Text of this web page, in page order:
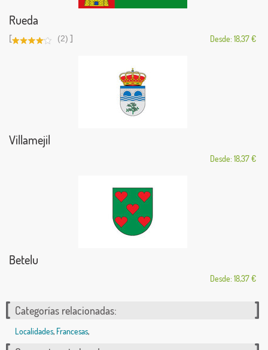
Rueda
[ (2) ] Desde: 18,37 €
Villamejil
Desde: 18,37 €
Betelu
Desde: 18,37 €
Categorías relacionadas:
Localidades, Francesas,